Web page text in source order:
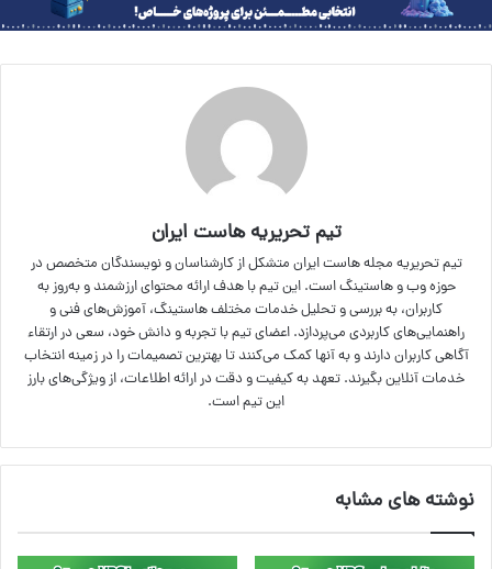
تیم تحریریه هاست ایران
تیم تحریریه مجله هاست ایران متشکل از کارشناسان و نویسندگان متخصص در
حوزه وب و هاستینگ است. این تیم با هدف ارائه محتوای ارزشمند و به‌روز به
کاربران، به بررسی و تحلیل خدمات مختلف هاستینگ، آموزش‌های فنی و
راهنمایی‌های کاربردی می‌پردازد. اعضای تیم با تجربه و دانش خود، سعی در ارتقاء
آگاهی کاربران دارند و به آنها کمک می‌کنند تا بهترین تصمیمات را در زمینه انتخاب
خدمات آنلاین بگیرند. تعهد به کیفیت و دقت در ارائه اطلاعات، از ویژگی‌های بارز
این تیم است.
نوشته های مشابه